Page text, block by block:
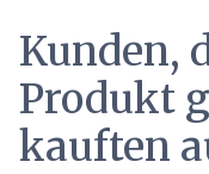
Kunden,
Produkt
kauften